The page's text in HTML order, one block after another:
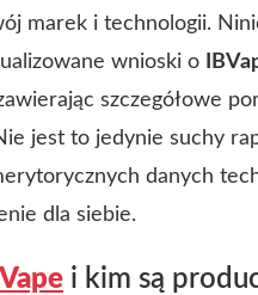
marek i technologii.
wnioski o
szczegółowe
jest to jedynie suchy
danych
dla siebie.
i kim są